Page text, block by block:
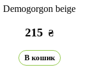
Demogorgon beige
215 ₴
В кошик